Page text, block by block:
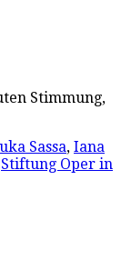
Stimmung,
Sassa, Iana
Stiftung Oper in